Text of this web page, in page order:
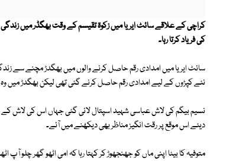
کی فریاد کرتا رہا۔
سائٹ ایریا میں امدادی رقم حاصل کرنے والوں میں بھگدڑ مچنے سے
نئے کپڑوں کے لیے امدادی رقم حاصل کرنے گئی تھی لیکن بھگدڑ میں
دیئے اس موقع پر رقت انگیز مناظر بھی دیکھنے میں آئے۔
متوفیہ کا بیٹا اپنی ماں کو جھنجھوڑ کر کہتا رہا کہ امی اٹھو گھر